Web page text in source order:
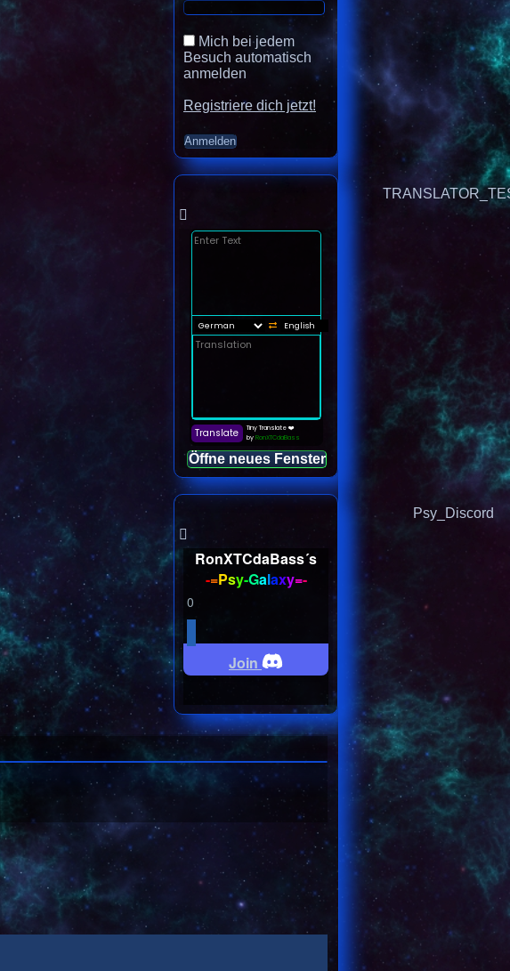
Mich bei jedem
Besuch automatisch
anmelden
Registriere dich jetzt!
Öffne neues Fenster
Psy_Discord
RonXTCdaBass´s
-=Psy-Galaxy=-
0
Join